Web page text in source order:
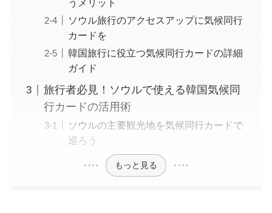
うメリット
ソウル旅行のアクセスアップに気候同行
カードを
韓国旅行に役立つ気候同行カードの詳細
ガイド
旅行者必見！ソウルで使える韓国気候同
行カードの活用術
ソウルの主要観光地を気候同行カードで
巡ろう
もっと見る